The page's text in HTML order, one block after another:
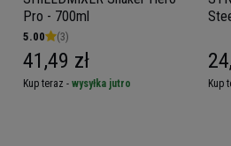
Pro - 700ml
5.00 (3)
41,49 zł
Kup teraz - wysyłka jutro Kup